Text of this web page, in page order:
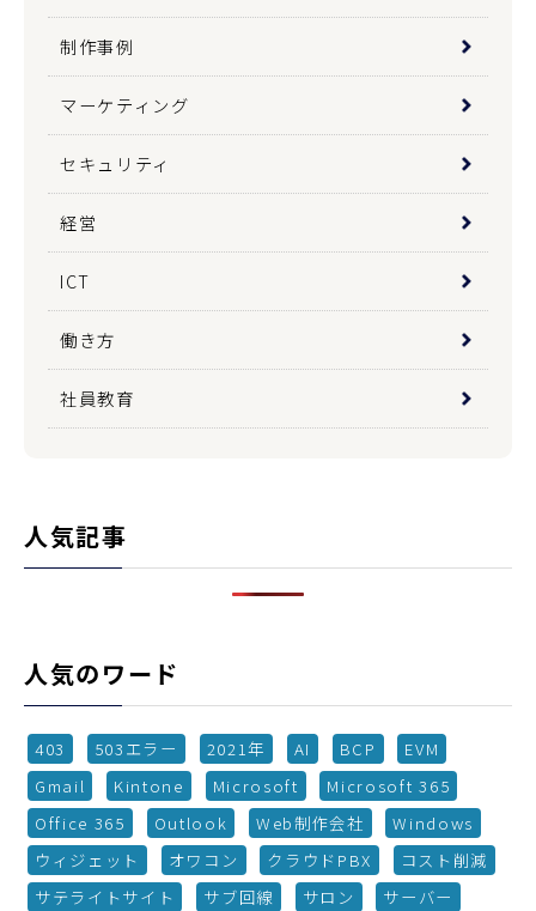
制作事例
マーケティング
セキュリティ
経営
ICT
働き方
社員教育
人気記事
人気のワード
403 503エラー 2021年 AI BCP
EVM
Gmail
Kintone Microsoft
Microsoft 365
Office 365
Outlook Web制作会社
Windows
ウィジェット
オワコン クラウドPBX
コスト削減
サテライトサイト
サブ回線 サロン
サーバー